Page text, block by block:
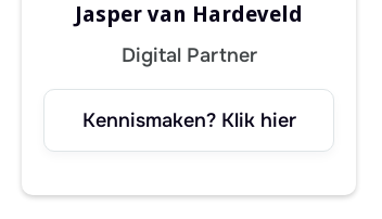
Jasper van Hardeveld
Digital Partner
Kennismaken? Klik hier